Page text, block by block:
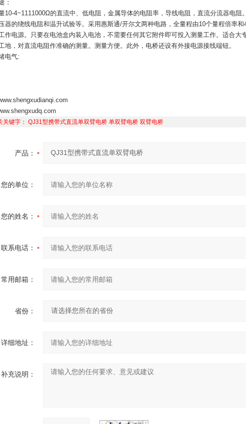
：
10-4~1111000Ω的直流中、低电阻，金属导体的电阻率，导线电阻，直流分流器电阻
器的绕线电阻和温升试验等。采用惠斯通/开尔文两种电路，全量程由10个量程倍率和
作电源。只要在电池盒内装入电池，不需要任何其它附件即可投入测量工作。适合大
地，对直流电阻作准确的测量。测量方便。此外，电桥还设有外接电源接线端钮。
电气:
关键字： QJ31型携带式直流单双臂电桥 单双臂电桥 双臂电桥
产品：
您的单位：
您的姓名：
联系电话：
常用邮箱：
省份：
详细地址：
补充说明：